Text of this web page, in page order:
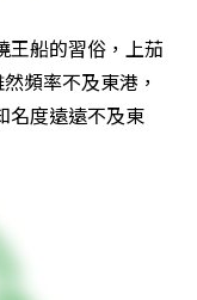
王船的習俗，上茄
頻率不及東港，
名度遠遠不及東